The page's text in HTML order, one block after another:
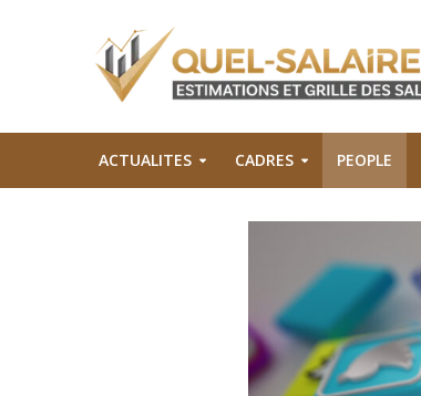
ACTUALITES CADRES PEOPLE